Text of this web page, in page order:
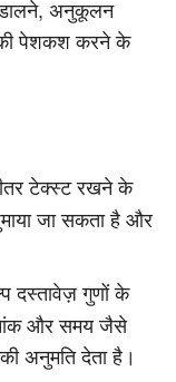
डालने, अनुकूलन
की पेशकश करने के
टेक्स्ट रखने के
जा सकता है और
दस्तावेज़ गुणों के
और समय जैसे
अनुमति देता है।